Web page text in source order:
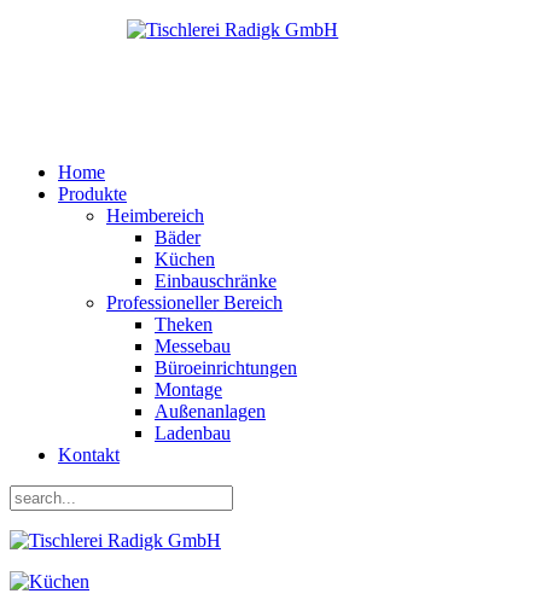
Home
Produkte
Heimbereich
Bäder
Küchen
Einbauschränke
Professioneller Bereich
Theken
Messebau
Büroeinrichtungen
Montage
Außenanlagen
Ladenbau
Kontakt